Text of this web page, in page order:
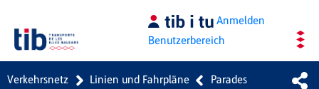
Anmelden
Benutzerbereich
Verkehrsnetz Linien und Fahrpläne Parades